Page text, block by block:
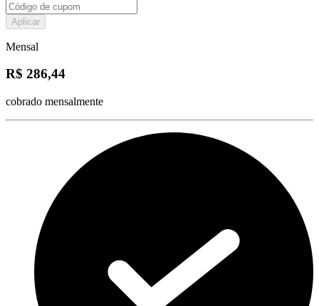
Aplicar
Mensal
R$ 286,44
cobrado mensalmente